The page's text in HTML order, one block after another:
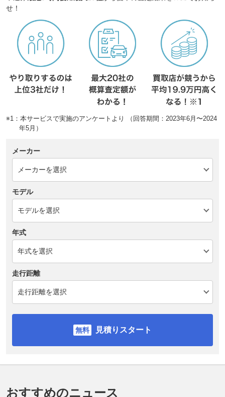
せ！
※1：本サービスで実施のアンケートより （回答期間：2023年6月〜2024
年5月）
メーカー
モデル
年式
走行距離
見積りスタート
おすすめのニュース